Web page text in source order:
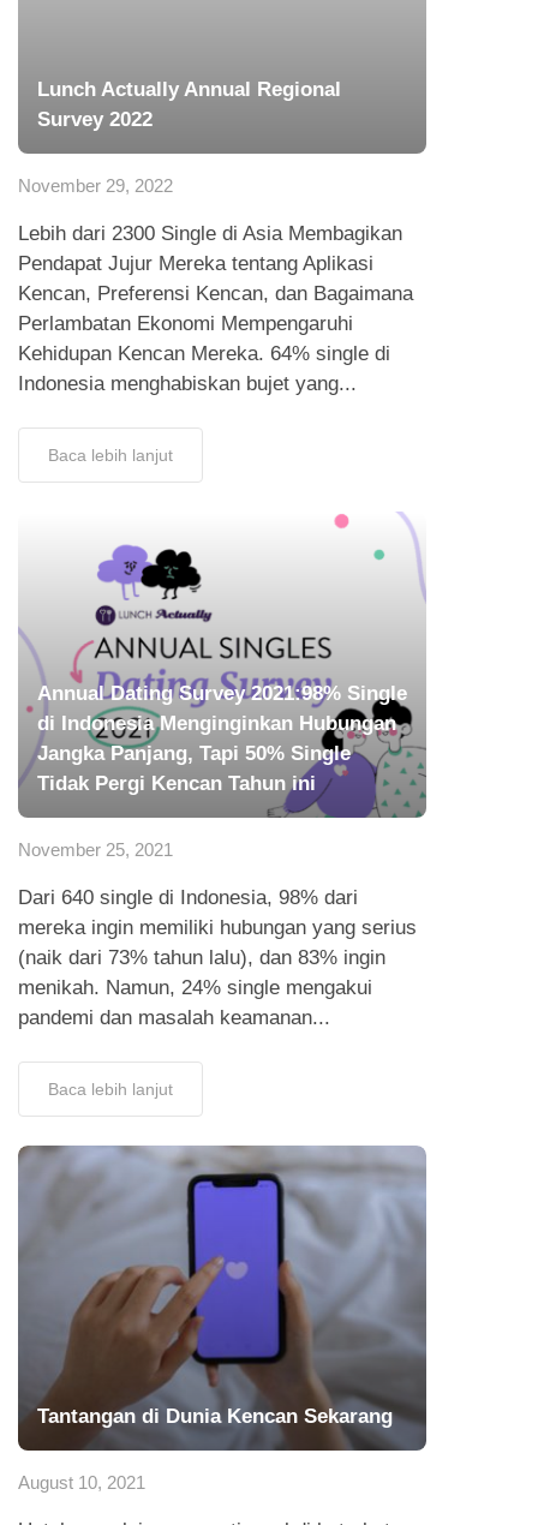
Lunch Actually Annual Regional
Survey 2022
November 29, 2022
Lebih dari 2300 Single di Asia Membagikan
Pendapat Jujur Mereka tentang Aplikasi
Kencan, Preferensi Kencan, dan Bagaimana
Perlambatan Ekonomi Mempengaruhi
Kehidupan Kencan Mereka. 64% single di
Indonesia menghabiskan bujet yang...
Baca lebih lanjut
Annual Dating Survey 2021:98% Single
di Indonesia Menginginkan Hubungan
Jangka Panjang, Tapi 50% Single
Tidak Pergi Kencan Tahun ini
November 25, 2021
Dari 640 single di Indonesia, 98% dari
mereka ingin memiliki hubungan yang serius
(naik dari 73% tahun lalu), dan 83% ingin
menikah. Namun, 24% single mengakui
pandemi dan masalah keamanan...
Baca lebih lanjut
Tantangan di Dunia Kencan Sekarang
August 10, 2021